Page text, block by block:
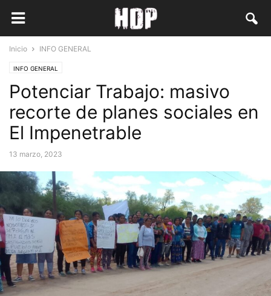
Inicio INFO GENERAL
INFO GENERAL
Potenciar Trabajo: masivo
recorte de planes sociales en
El Impenetrable
13 marzo, 2023